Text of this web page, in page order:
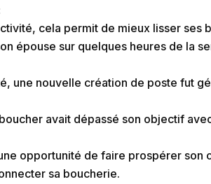
cela permit de mieux lisser ses
épouse sur quelques heures de la
une nouvelle création de poste fut
avait dépassé son objectif
opportunité de faire prospérer
sa boucherie.